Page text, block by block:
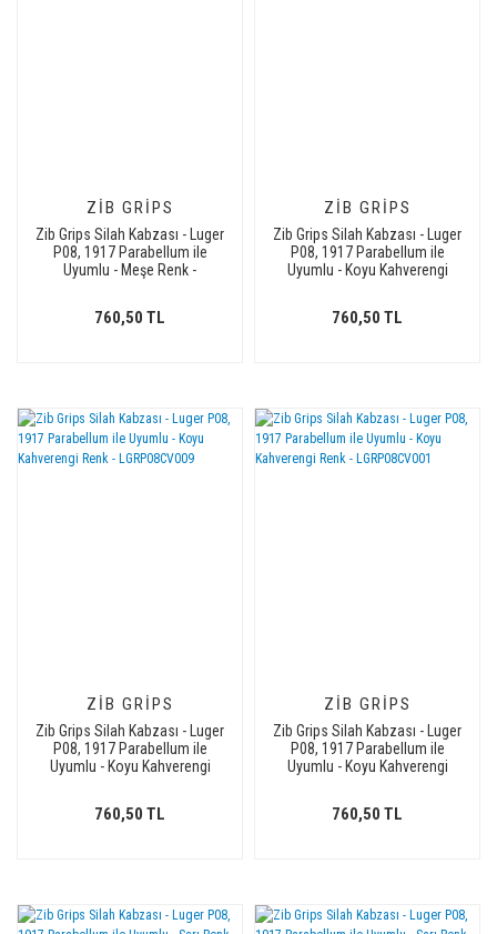
ZIB GRIPS
Zib Grips Silah Kabzası - Luger
P08, 1917 Parabellum ile
Uyumlu - Meşe Renk -
760,50 TL
ZIB GRIPS
Zib Grips Silah Kabzası - Luger
P08, 1917 Parabellum ile
Uyumlu - Koyu Kahverengi
760,50 TL
ZIB GRIPS
Zib Grips Silah Kabzası - Luger
P08, 1917 Parabellum ile
Uyumlu - Koyu Kahverengi
760,50 TL
ZIB GRIPS
Zib Grips Silah Kabzası - Luger
P08, 1917 Parabellum ile
Uyumlu - Koyu Kahverengi
760,50 TL